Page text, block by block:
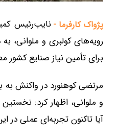
پژواک کارفرما - نایب‌رئیس
رویه‌های کولبری و ملوانی،
برای تأمین نیاز صنایع کشور
مرتضی کوهنورد در واکنش به
و ملوانی، اظهار کرد:
آیا تاکنون تجربه‌ای عملی در